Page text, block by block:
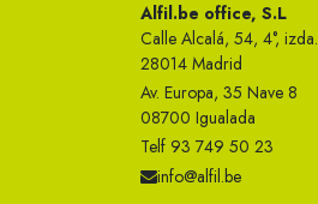
Alfil.be office, S.L
Calle Alcalá, 54, 4°, izda.
28014 Madrid
Av. Europa, 35 Nave 8
08700 Igualada
Telf 93 749 50 23
info@alfil.be